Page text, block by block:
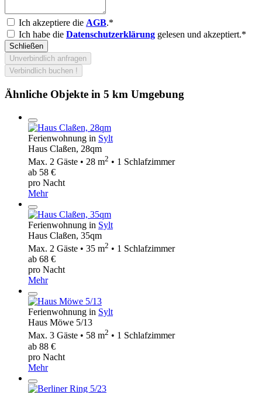
Ich akzeptiere die AGB.*
Ich habe die Datenschutzerklärung gelesen und akzeptiert.*
Schließen
Unverbindlich anfragen
Verbindlich buchen !
Ähnliche Objekte in 5 km Umgebung
Ferienwohnung in Sylt
Haus Claßen, 28qm
Max. 2 Gäste • 28 m2 • 1 Schlafzimmer
ab 58 €
pro Nacht
Mehr
Ferienwohnung in Sylt
Haus Claßen, 35qm
Max. 2 Gäste • 35 m2 • 1 Schlafzimmer
ab 68 €
pro Nacht
Mehr
Ferienwohnung in Sylt
Haus Möwe 5/13
Max. 3 Gäste • 58 m2 • 1 Schlafzimmer
ab 88 €
pro Nacht
Mehr